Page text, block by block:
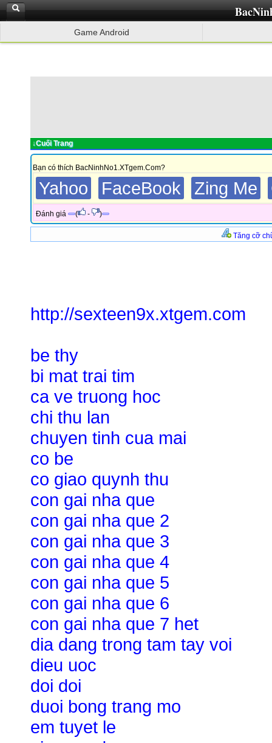
Game Android
↓Cuối Trang
Bạn có thích BacNinhNo1.XTgem.Com?
Yahoo FaceBook Zing Me
Đánh giá ( - )
Tăng cỡ
http://sexteen9x.xtgem.com
be thy
bi mat trai tim
ca ve truong hoc
chi thu lan
chuyen tinh cua mai
co be
co giao quynh thu
con gai nha que
con gai nha que 2
con gai nha que 3
con gai nha que 4
con gai nha que 5
con gai nha que 6
con gai nha que 7 het
dia dang trong tam tay voi
dieu uoc
doi doi
duoi bong trang mo
em tuyet le